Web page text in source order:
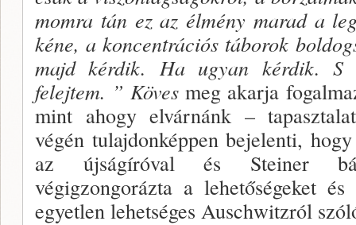
momra tán ez az élmény marad a
kéne, a koncentrációs táborok
majd kérdik. Ha ugyan kérdik. S
felejtem. ” Köves meg akarja
mint ahogy elvárnánk –
végén tulajdonképpen bejelenti,
az újságíróval és Steiner
végigzongorázta a lehető­ségeket
egyetlen lehetséges Auschwitzról